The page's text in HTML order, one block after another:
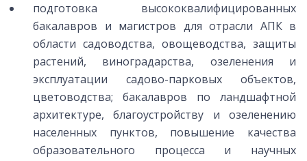
подготовка высококвалифицированных
бакалавров и магистров для отрасли АПК в
области садоводства, овощеводства, защиты
растений, виноградарства, озеленения и
эксплуатации садово-парковых объектов,
цветоводства; бакалавров по ландшафтной
архитектуре, благоустройству и озеленению
населенных пунктов, повышение качества
образовательного процесса и научных